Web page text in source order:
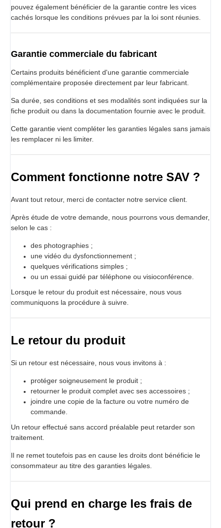
pouvez également bénéficier de la garantie contre les vices
cachés lorsque les conditions prévues par la loi sont réunies.
Garantie commerciale du fabricant
Certains produits bénéficient d'une garantie commerciale
complémentaire proposée directement par leur fabricant.
Sa durée, ses conditions et ses modalités sont indiquées sur la
fiche produit ou dans la documentation fournie avec le produit.
Cette garantie vient compléter les garanties légales sans jamais
les remplacer ni les limiter.
Comment fonctionne notre SAV ?
Avant tout retour, merci de contacter notre service client.
Après étude de votre demande, nous pourrons vous demander,
selon le cas :
des photographies ;
une vidéo du dysfonctionnement ;
quelques vérifications simples ;
ou un essai guidé par téléphone ou visioconférence.
Lorsque le retour du produit est nécessaire, nous vous
communiquons la procédure à suivre.
Le retour du produit
Si un retour est nécessaire, nous vous invitons à :
protéger soigneusement le produit ;
retourner le produit complet avec ses accessoires ;
joindre une copie de la facture ou votre numéro de
commande.
Un retour effectué sans accord préalable peut retarder son
traitement.
Il ne remet toutefois pas en cause les droits dont bénéficie le
consommateur au titre des garanties légales.
Qui prend en charge les frais de
retour ?